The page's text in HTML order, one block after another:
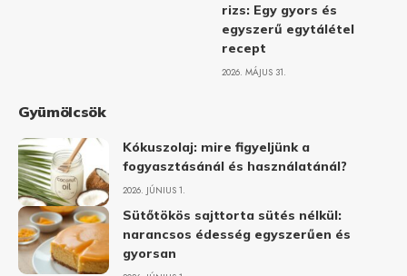
rizs: Egy gyors és
egyszerű egytálétel
recept
2026. MÁJUS 31.
Gyümölcsök
Kókuszolaj: mire figyeljünk a
fogyasztásánál és használatánál?
2026. JÚNIUS 1.
Sütőtökös sajttorta sütés nélkül:
narancsos édesség egyszerűen és
gyorsan